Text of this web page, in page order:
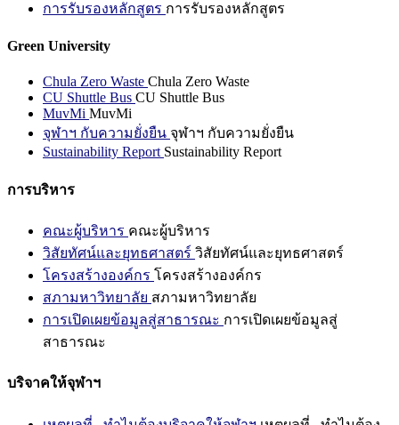
การรับรองหลักสูตร การรับรองหลักสูตร
Green University
Chula Zero Waste Chula Zero Waste
CU Shuttle Bus CU Shuttle Bus
MuvMi MuvMi
จุฬาฯ กับความยั่งยืน จุฬาฯ กับความยั่งยืน
Sustainability Report Sustainability Report
การบริหาร
คณะผู้บริหาร คณะผู้บริหาร
วิสัยทัศน์และยุทธศาสตร์ วิสัยทัศน์และยุทธศาสตร์
โครงสร้างองค์กร โครงสร้างองค์กร
สภามหาวิทยาลัย สภามหาวิทยาลัย
การเปิดเผยข้อมูลสู่สาธารณะ การเปิดเผยข้อมูลสู่
สาธารณะ
บริจาคให้จุฬาฯ